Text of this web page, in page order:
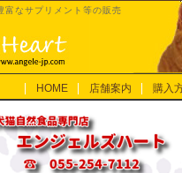
富なサプリメント等の販売
HOME 店舗案内 購入